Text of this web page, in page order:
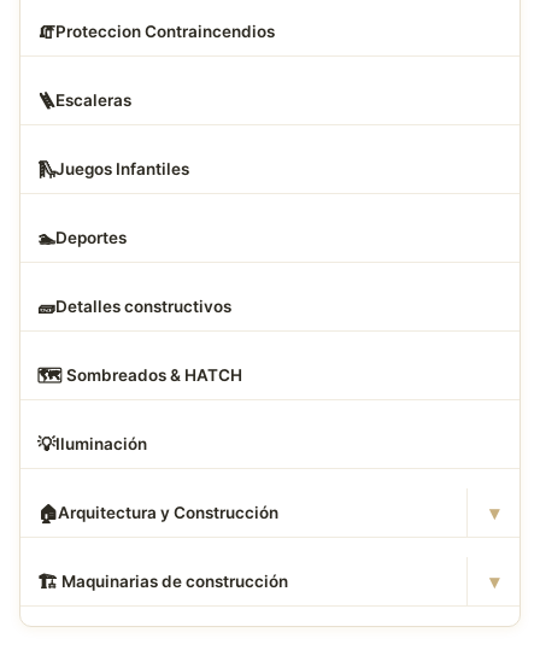
🧯Proteccion Contraincendios
🪜Escaleras
🛝Juegos Infantiles
🏊Deportes
🧱Detalles constructivos
🗺️ Sombreados & HATCH
💡Iluminación
🏠Arquitectura y Construcción ▾
🏗 ️ Maquinarias de construcción ▾